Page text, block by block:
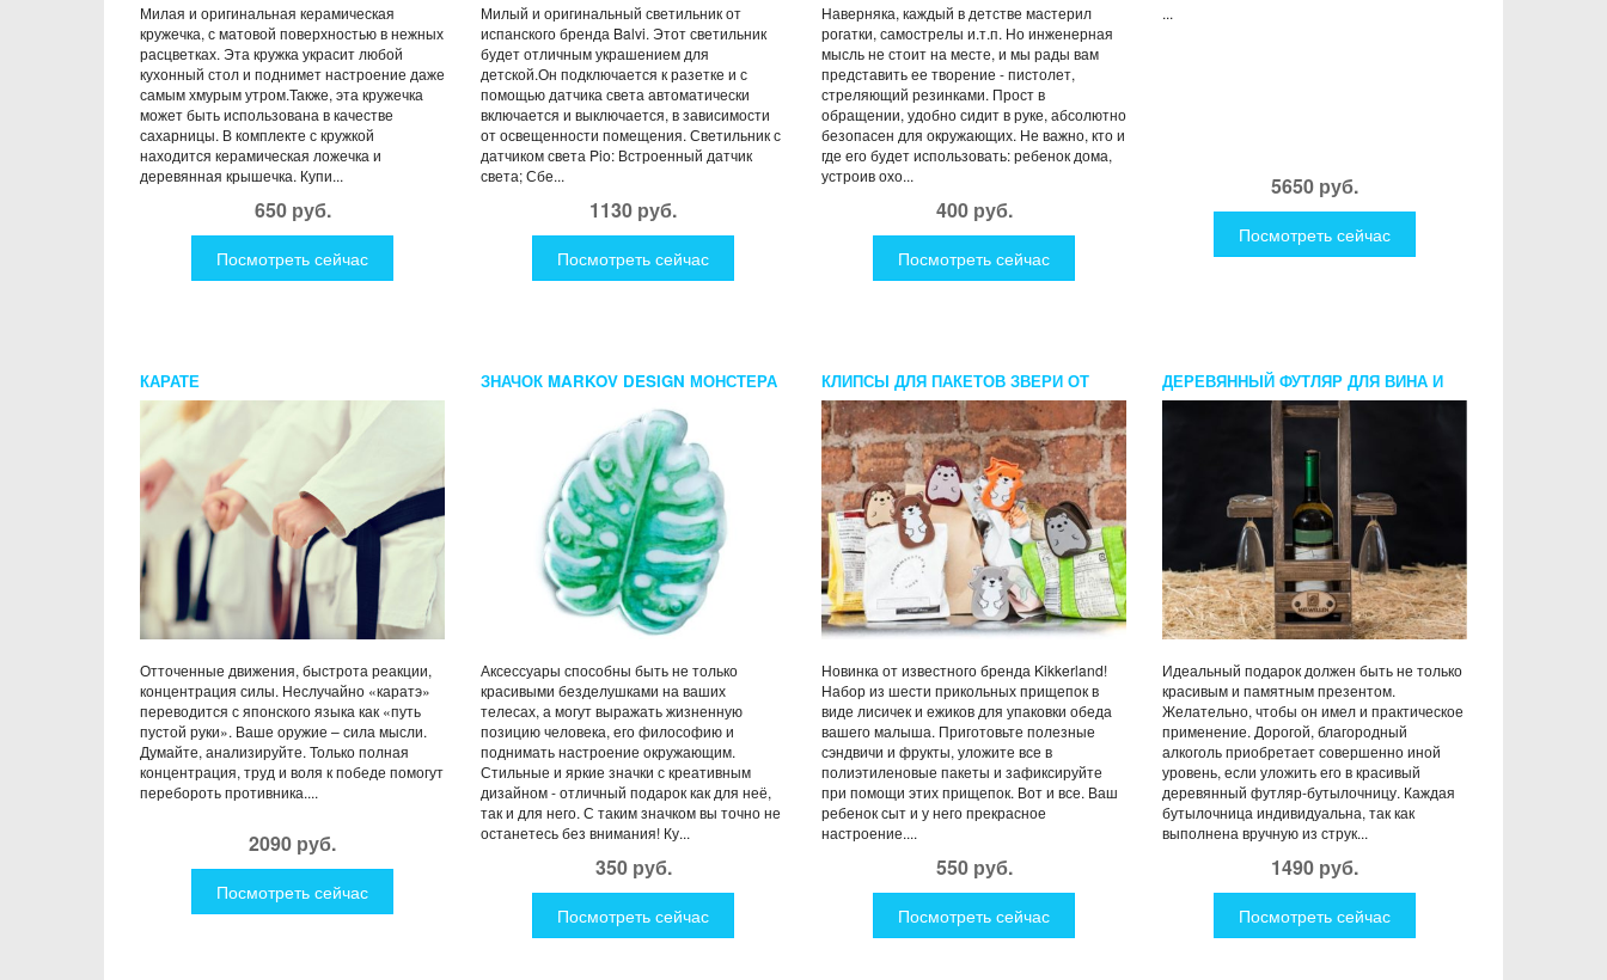
Милая и оригинальная керамическая
кружечка, с матовой поверхностью в нежных
расцветках. Эта кружка украсит любой
кухонный стол и поднимет настроение даже
самым хмурым утром.Также, эта кружечка
может быть использована в качестве
сахарницы. В комплекте с кружкой
находится керамическая ложечка и
деревянная крышечка. Купи...
650 руб.
Посмотреть сейчас
Милый и оригинальный светильник от
испанского бренда Balvi. Этот светильник
будет отличным украшением для
детской.Он подключается к разетке и с
помощью датчика света автоматически
включается и выключается, в зависимости
от освещенности помещения. Светильник с
датчиком света Pio: Встроенный датчик
света; Сбе...
1130 руб.
Посмотреть сейчас
Наверняка, каждый в детстве мастерил
рогатки, самострелы и.т.п. Но инженерная
мысль не стоит на месте, и мы рады вам
представить ее творение - пистолет,
стреляющий резинками. Прост в
обращении, удобно сидит в руке, абсолютно
безопасен для окружающих. Не важно, кто и
где его будет использовать: ребенок дома,
устроив охо...
400 руб.
Посмотреть сейчас
...
5650 руб.
Посмотреть сейчас
КАРАТЕ
Отточенные движения, быстрота реакции,
концентрация силы. Неслучайно «каратэ»
переводится с японского языка как «путь
пустой руки». Ваше оружие – сила мысли.
Думайте, анализируйте. Только полная
концентрация, труд и воля к победе помогут
перебороть противника....
2090 руб.
Посмотреть сейчас
ЗНАЧОК MARKOV DESIGN МОНСТЕРА
Аксессуары способны быть не только
красивыми безделушками на ваших
телесах, а могут выражать жизненную
позицию человека, его философию и
поднимать настроение окружающим.
Стильные и яркие значки с креативным
дизайном - отличный подарок как для неё,
так и для него. С таким значком вы точно не
останетесь без внимания! Ку...
350 руб.
Посмотреть сейчас
КЛИПСЫ ДЛЯ ПАКЕТОВ ЗВЕРИ ОТ
KIKKERLAND
Новинка от известного бренда Kikkerland!
Набор из шести прикольных прищепок в
виде лисичек и ежиков для упаковки обеда
вашего малыша. Приготовьте полезные
сэндвичи и фрукты, уложите все в
полиэтиленовые пакеты и зафиксируйте
при помощи этих прищепок. Вот и все. Ваш
ребенок сыт и у него прекрасное
настроение....
550 руб.
Посмотреть сейчас
ДЕРЕВЯННЫЙ ФУТЛЯР ДЛЯ ВИНА И
БОКАЛОВ
Идеальный подарок должен быть не только
красивым и памятным презентом.
Желательно, чтобы он имел и практическое
применение. Дорогой, благородный
алкоголь приобретает совершенно иной
уровень, если уложить его в красивый
деревянный футляр-бутылочницу. Каждая
бутылочница индивидуальна, так как
выполнена вручную из струк...
1490 руб.
Посмотреть сейчас